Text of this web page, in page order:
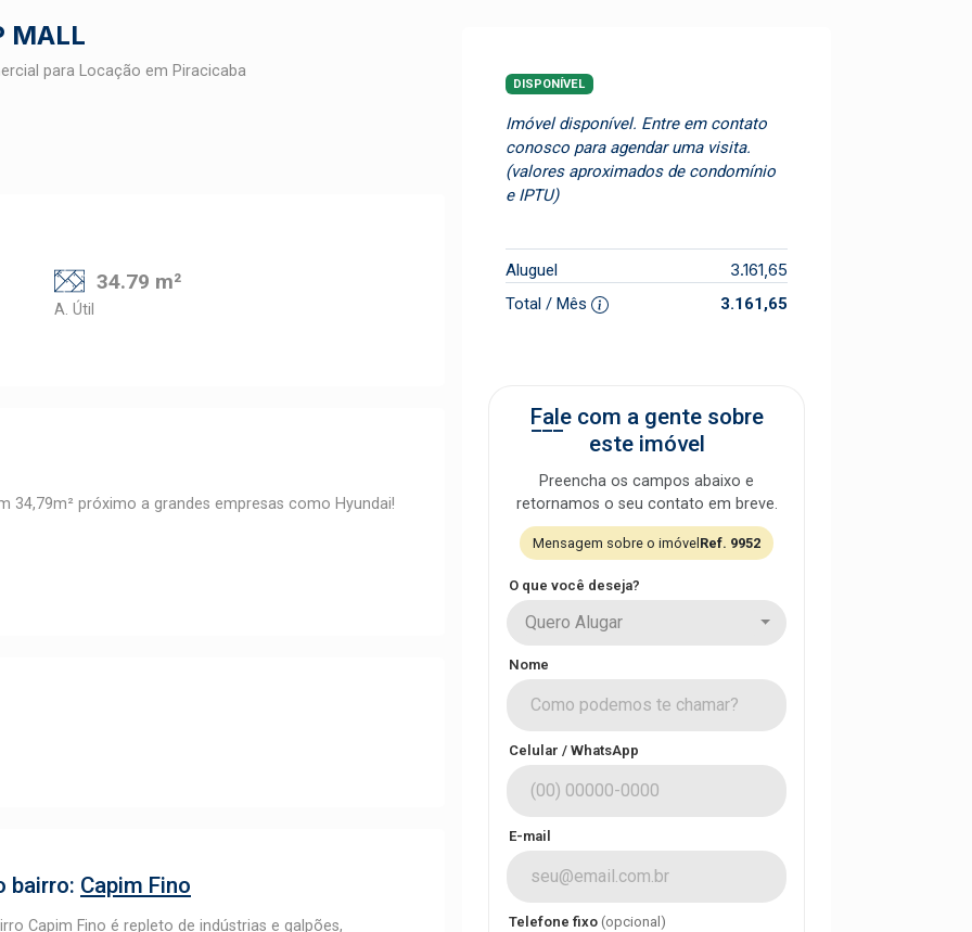
MALL
para Locação em Piracicaba
34.79 m²
A. Útil
próximo a grandes empresas como Hyundai!
bairro: Capim Fino
Capim Fino é repleto de indústrias e galpões,
DISPONÍVEL
Imóvel disponível. Entre em contato
conosco para agendar uma visita.
(valores aproximados de condomínio
e IPTU)
Aluguel 3.161,65
Total / Mês 3.161,65
Fale com a gente sobre
este imóvel
Preencha os campos abaixo e
retornamos o seu contato em breve.
Mensagem sobre o imóvel Ref. 9952
O que você deseja?
Quero Alugar
Nome
Celular / WhatsApp
E-mail
Telefone fixo (opcional)